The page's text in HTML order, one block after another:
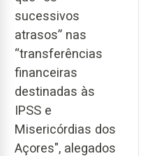
sucessivos
atrasos” nas
“transferências
financeiras
destinadas às
IPSS e
Misericórdias dos
Açores", alegados